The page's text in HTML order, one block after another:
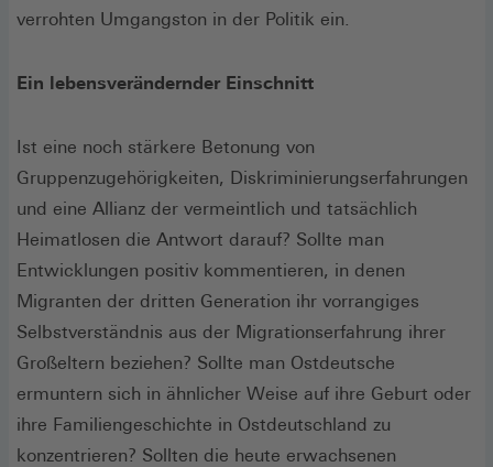
verrohten Umgangston in der Politik ein.
Ein lebensverändernder Einschnitt
Ist eine noch stärkere Betonung von
Gruppenzugehörigkeiten, Diskriminierungserfahrungen
und eine Allianz der vermeintlich und tat­sächlich
Heimatlosen die Antwort darauf? Sollte man
Entwicklungen positiv kommentieren, in denen
Migranten der dritten Generation ihr vorrangiges
Selbstverständnis aus der Migrationserfahrung ihrer
Großeltern beziehen? Sollte man Ostdeutsche
ermuntern sich in ähnlicher Weise auf ihre Geburt oder
ihre Familiengeschichte in Ostdeutschland zu
konzentrieren? Sollten die heute erwachsenen